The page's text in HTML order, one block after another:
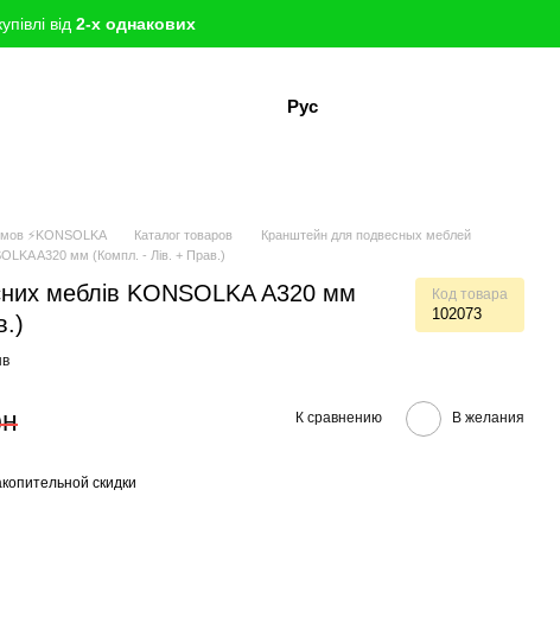
від 2-х однакових
Рус
⚡KONSOLKA Каталог товаров
Кранштейн для подвесных меблей
A320 мм (Компл. - Лів. + Прав.)
меблів KONSOLKA A320 мм
Код товара
102073
К сравнению В желания
скидки